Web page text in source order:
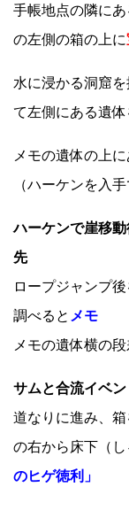
手帳地点の隣に
の左側の箱の上に
水に浸かる洞窟
て左側にある遺体
メモの遺体の上
（ハーケンを入
ハーケンで崖移
先
ロープジャンプ
調べると メモ
メモの遺体横の
サムと合流イベ
道なりに進み、
の右から床下（
のヒゲ徳利」